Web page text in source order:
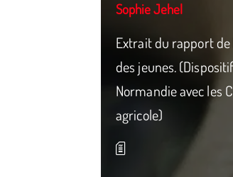
Sophie Jehel
Extrait du rapport
des jeunes.
Normandie avec les
agricole)